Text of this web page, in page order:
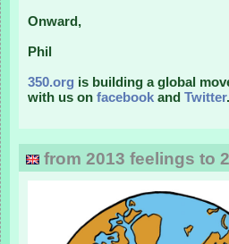
Onward,
Phil
350.org is building a global
with us on facebook and Twitter.
from 2013 feelings to